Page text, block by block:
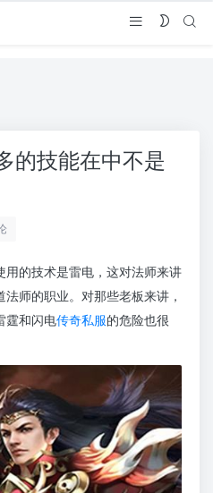
的技能在中不是
用的技术是雷电，这对法师来讲
师的职业。对那些老板来讲，
霆和闪电传奇私服的危险也很